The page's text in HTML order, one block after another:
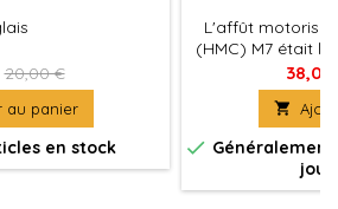
20,00 €
au panier
en stock
L'affût motorisé
(HMC) M7 était
unités d'artillerie
américaine,
rapproché
coque
obusier de
mitrailleuse
38,00

 Généralement